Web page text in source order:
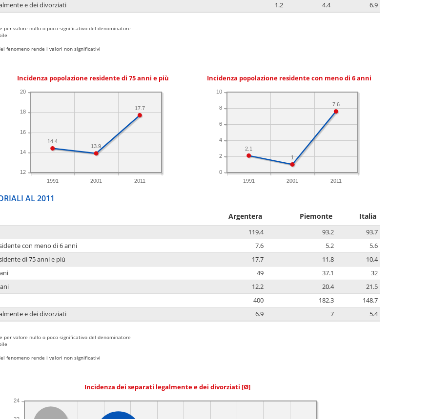
e dei divorziati
1.2 4.4 6.9
per valore nullo o poco significativo del denominatore
fenomeno rende i valori non significativi
Incidenza popolazione residente di 75 anni e più
1991 2001 2011
12
14
16
18
20
17.7
13.9
14.4
Incidenza popolazione residente con meno di 6 anni
1991 2001 2011
0
2
4
6
8
10
7.6
1
2.1
AL 2011
Argentera Piemonte Italia
119.4 93.2
93.7
con meno di 6 anni
7.6 5.2
5.6
di 75 anni e più
17.7 11.8
10.4
49 37.1
32
12.2 20.4
21.5
400 182.3
148.7
e dei divorziati
6.9 7 5.4
per valore nullo o poco significativo del denominatore
fenomeno rende i valori non significativi
Incidenza dei separati legalmente e dei divorziati [Ø]
24